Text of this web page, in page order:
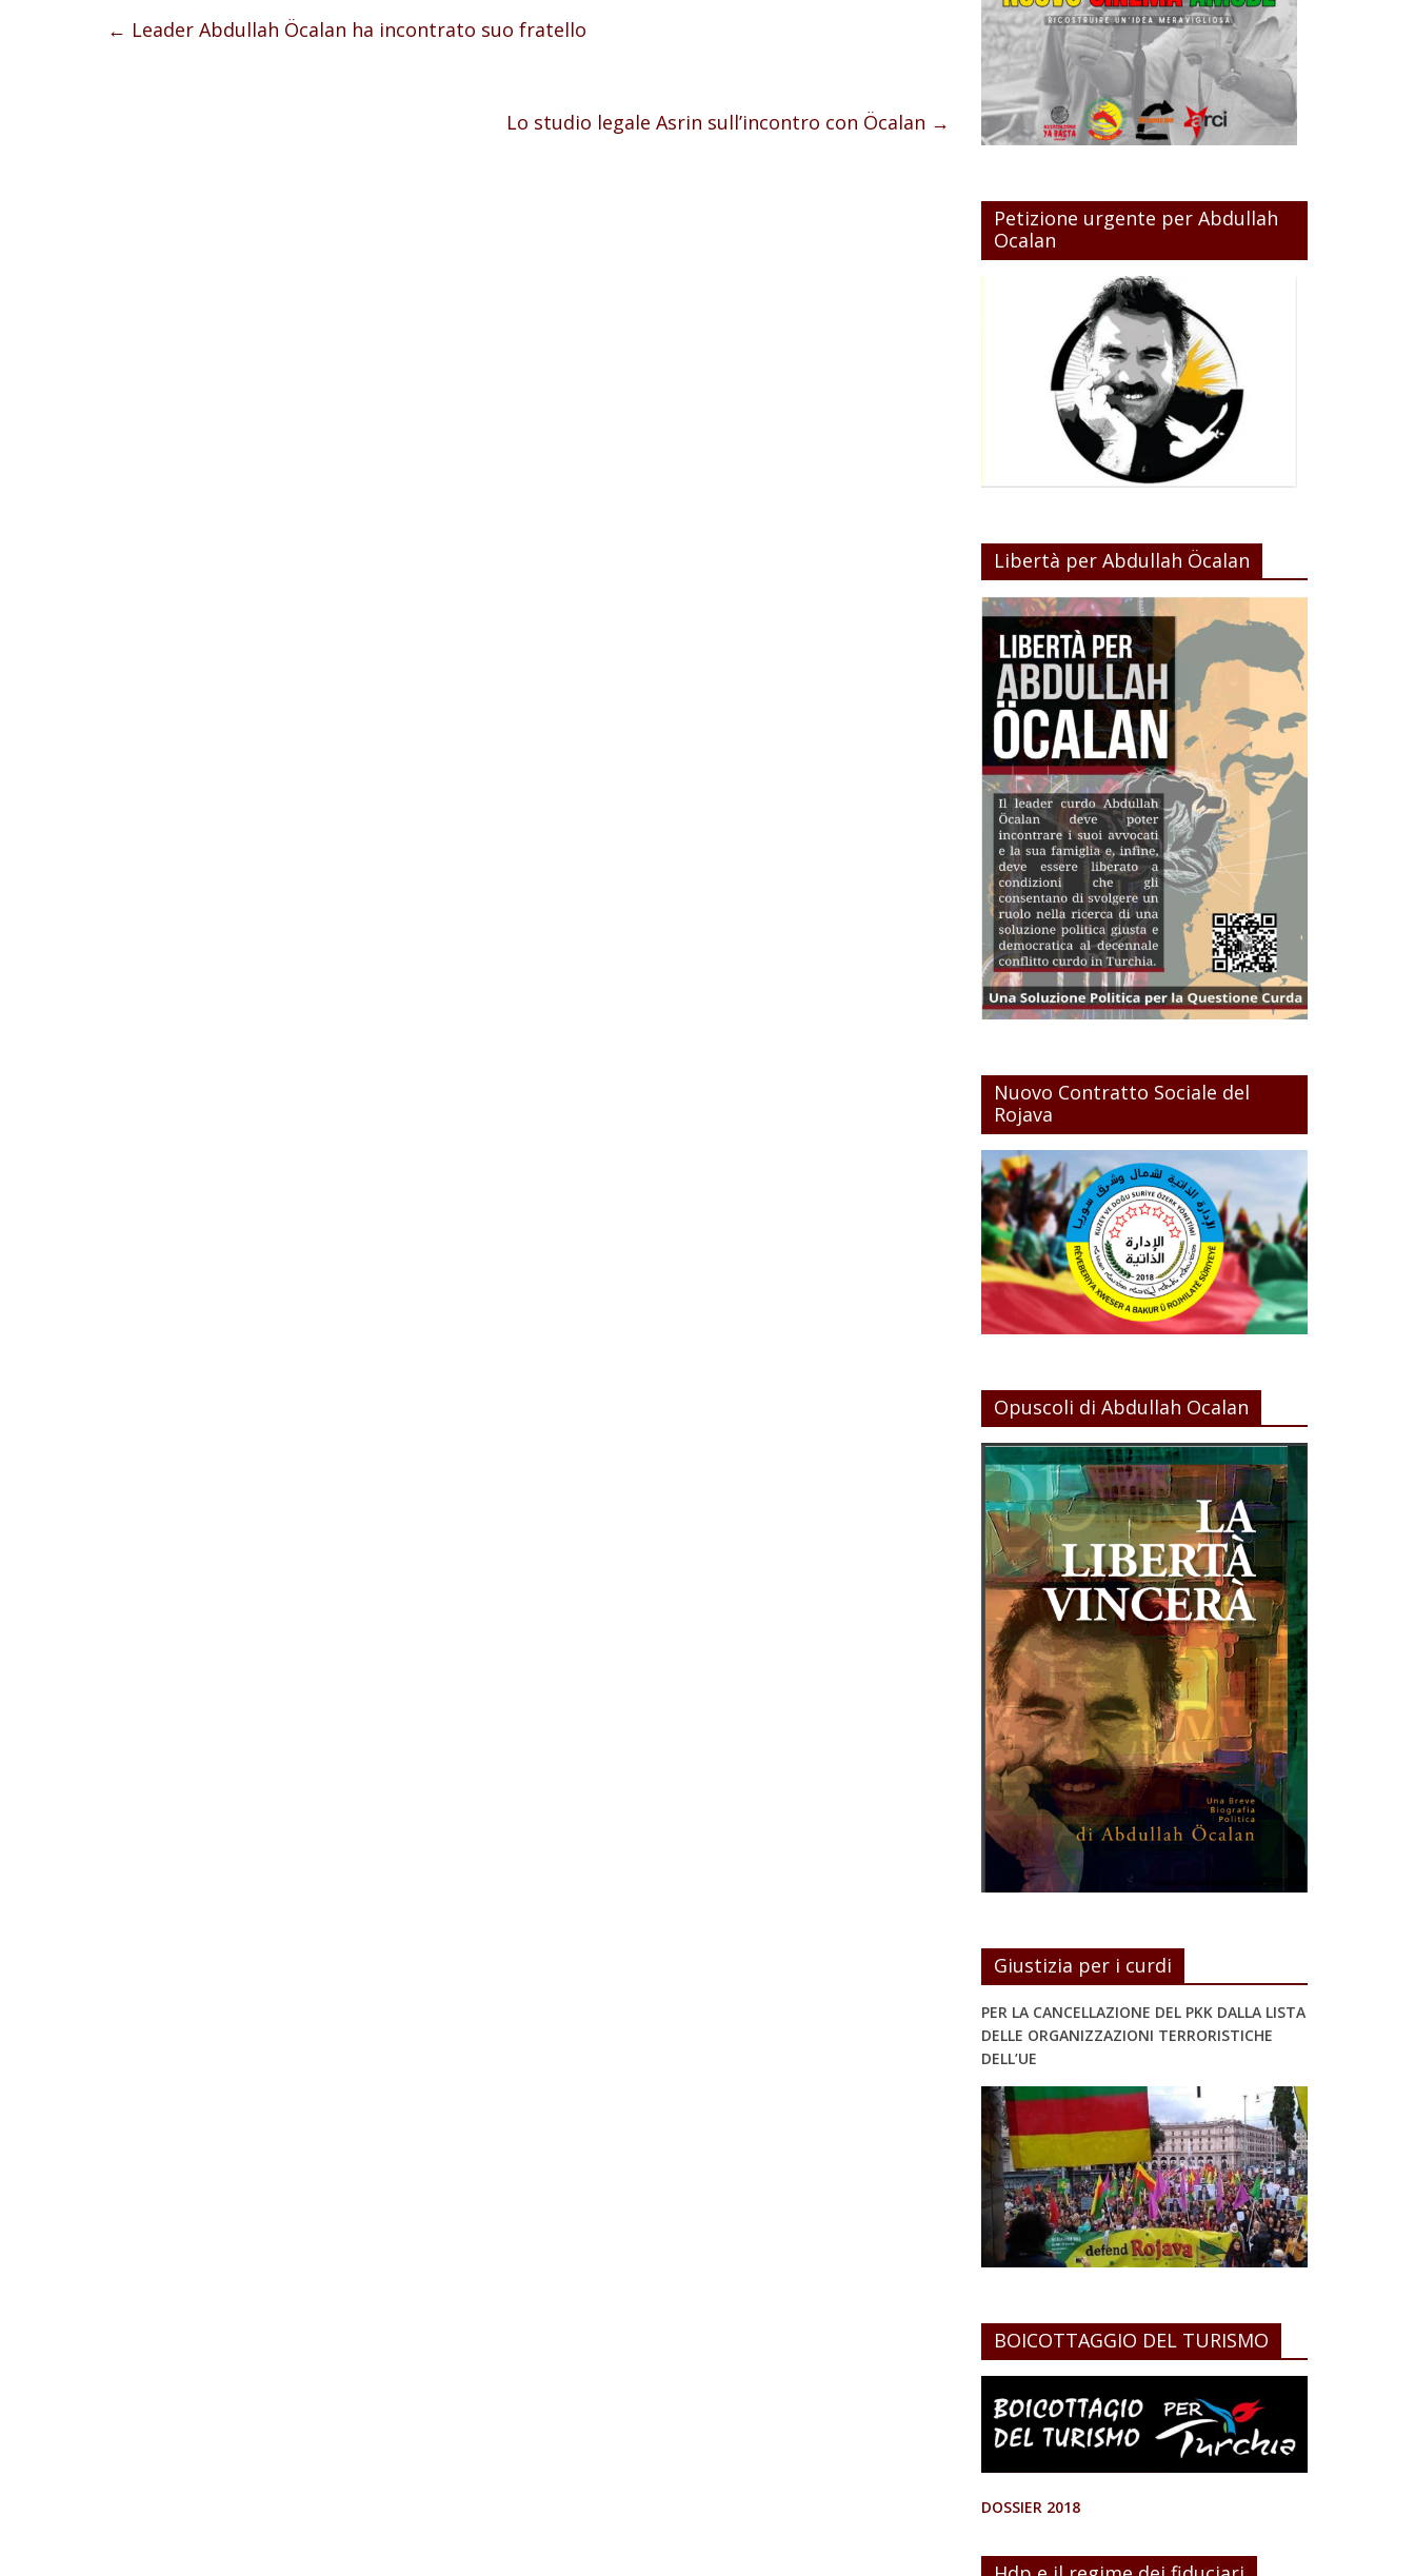
← Leader Abdullah Öcalan ha incontrato suo fratello
Lo studio legale Asrin sull’incontro con Öcalan →
Petizione urgente per Abdullah
Ocalan
Libertà per Abdullah Öcalan
Nuovo Contratto Sociale del
Rojava
Opuscoli di Abdullah Ocalan
Giustizia per i curdi
PER LA CANCELLAZIONE DEL PKK DALLA LISTA
DELLE ORGANIZZAZIONI TERRORISTICHE
DELL’UE
BOICOTTAGGIO DEL TURISMO
DOSSIER 2018